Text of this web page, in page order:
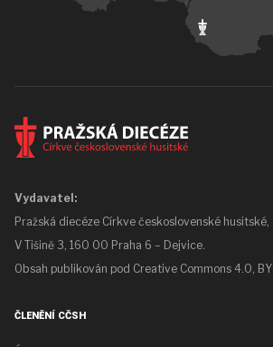
Vydavatel:
Pražská diecéze Církve československé husitské,
V Tišině 3, 160 00 Praha 6 – Dejvice.
Obsah publikován pod Creative Commons 4.0, BY
ČLENĚNÍ CČSH